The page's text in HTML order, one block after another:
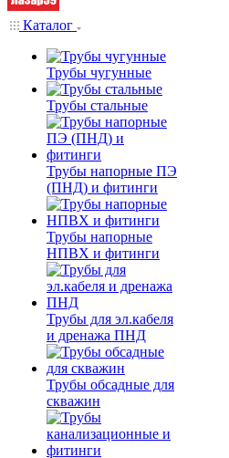
Каталог
Трубы чугунные
Трубы стальные
Трубы напорные ПЭ
(ПНД) и фитинги
Трубы напорные
НПВХ и фитинги
Трубы для эл.кабеля
и дренажа ПНД
Трубы обсадные для
скважин